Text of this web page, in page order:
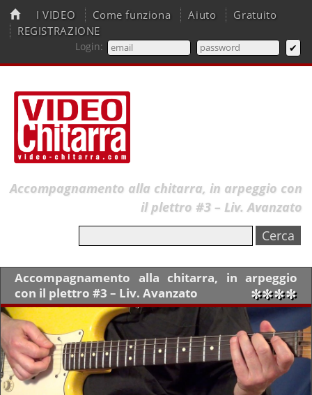
I VIDEO Come funziona Aiuto
Gratuito
REGISTRAZIONE
Login:
Accompagnamento alla chitarra, in arpeggio con
il plettro #3 – Liv. Avanzato
Accompagnamento alla chitarra, in arpeggio
con il plettro #3 – Liv. Avanzato
✼✼✼✼